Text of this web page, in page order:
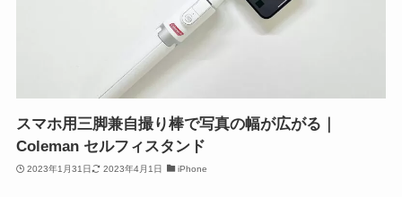
スマホ用三脚兼自撮り棒で写真の幅が広がる｜
Coleman セルフィスタンド
2023年1月31日 2023年4月1日 iPhone